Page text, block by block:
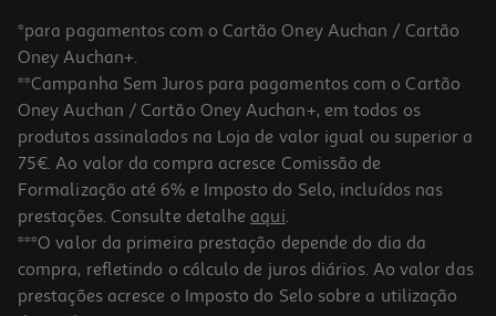
4.0
Coluna Portátil Qilive 600127703 Vermelha Bt10w Q1703
24.99 €/un
*para pagamentos com o Cartão Oney Auchan / Cartão
Oney Auchan+.
**Campanha Sem Juros para pagamentos com o Cartão
Oney Auchan / Cartão Oney Auchan+, em todos os
produtos assinalados na Loja de valor igual ou superior a
75€. Ao valor da compra acresce Comissão de
Formalização até 6% e Imposto do Selo, incluídos nas
prestações. Consulte detalhe aqui.
***O valor da primeira prestação depende do dia da
compra, refletindo o cálculo de juros diários. Ao valor das
prestações acresce o Imposto do Selo sobre a utilização